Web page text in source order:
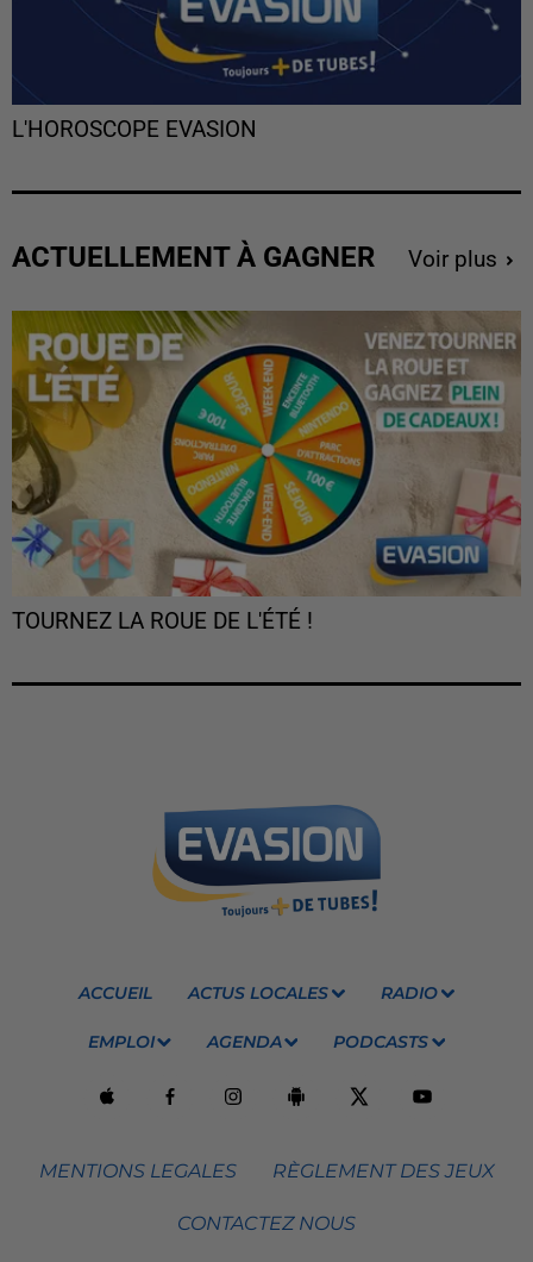
L'HOROSCOPE EVASION
ACTUELLEMENT À GAGNER Voir plus
TOURNEZ LA ROUE DE L'ÉTÉ !
ACCUEIL ACTUS LOCALES RADIO
EMPLOI AGENDA PODCASTS
MENTIONS LEGALES RÈGLEMENT DES JEUX
CONTACTEZ NOUS